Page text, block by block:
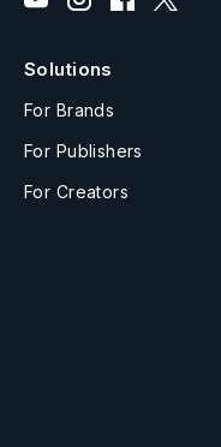
Solutions
For Brands
For Publishers
For Creators